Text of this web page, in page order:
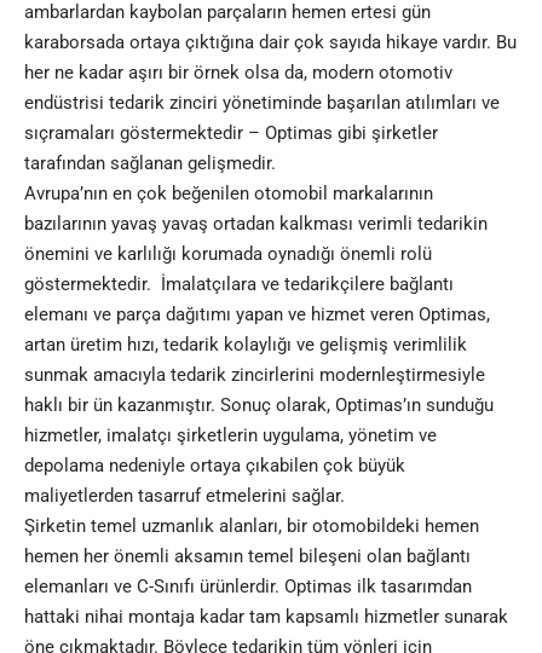
ambarlardan kaybolan parçaların hemen ertesi gün
karaborsada ortaya çıktığına dair çok sayıda hikaye vardır. Bu
her ne kadar aşırı bir örnek olsa da, modern otomotiv
endüstrisi tedarik zinciri yönetiminde başarılan atılımları ve
sıçramaları göstermektedir – Optimas gibi şirketler
tarafından sağlanan gelişmedir.
Avrupa’nın en çok beğenilen otomobil markalarının
bazılarının yavaş yavaş ortadan kalkması verimli tedarikin
önemini ve karlılığı korumada oynadığı önemli rolü
göstermektedir. İmalatçılara ve tedarikçilere bağlantı
elemanı ve parça dağıtımı yapan ve hizmet veren Optimas,
artan üretim hızı, tedarik kolaylığı ve gelişmiş verimlilik
sunmak amacıyla tedarik zincirlerini modernleştirmesiyle
haklı bir ün kazanmıştır. Sonuç olarak, Optimas’ın sunduğu
hizmetler, imalatçı şirketlerin uygulama, yönetim ve
depolama nedeniyle ortaya çıkabilen çok büyük
maliyetlerden tasarruf etmelerini sağlar.
Şirketin temel uzmanlık alanları, bir otomobildeki hemen
hemen her önemli aksamın temel bileşeni olan bağlantı
elemanları ve C-Sınıfı ürünlerdir. Optimas ilk tasarımdan
hattaki nihai montaja kadar tam kapsamlı hizmetler sunarak
öne çıkmaktadır. Böylece tedarikin tüm yönleri için